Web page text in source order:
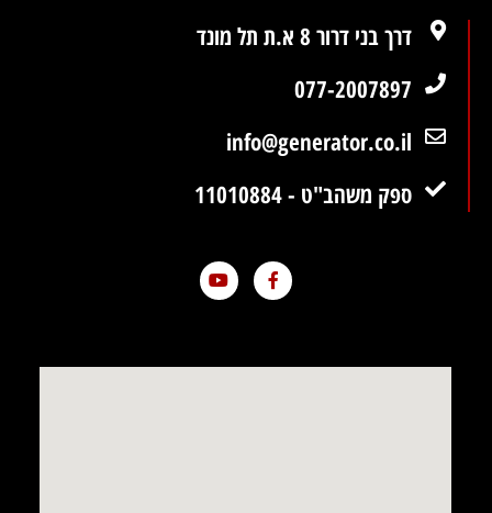
דרך בני דרור 8 א.ת תל מונד
077-2007897
info@generator.co.il
ספק משהב"ט - 11010884